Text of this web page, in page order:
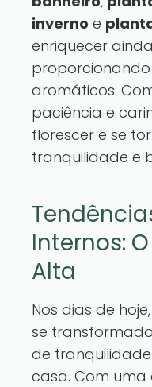
inverno e
enriquecer
aromáticos.
paciência e
florescer e se
tranquilidade e
Internos:
Alta
Nos dias de
se
de
casa. Com